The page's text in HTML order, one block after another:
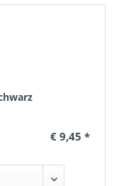
€ 9,45 *